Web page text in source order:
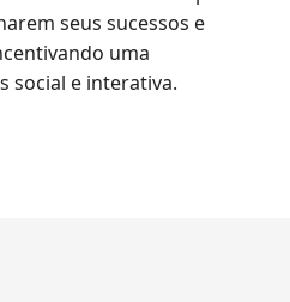
seus sucessos e
uma
social e interativa.